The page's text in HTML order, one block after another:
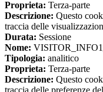
Proprieta: Terza-parte
Descrizione: Questo
traccia delle
Durata: Sessione
Nome:
Tipologia: analitico
Proprieta: Terza-parte
Descrizione: Questo